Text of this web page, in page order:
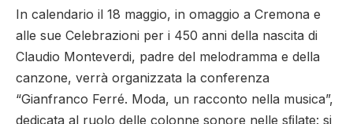
In calendario il 18 maggio, in omaggio a Cremona e
alle sue Celebrazioni per i 450 anni della nascita di
Claudio Monteverdi, padre del melodramma e della
canzone, verrà organizzata la conferenza
“Gianfranco Ferré. Moda, un racconto nella musica”,
dedicata al ruolo delle colonne sonore nelle sﬁlate: si